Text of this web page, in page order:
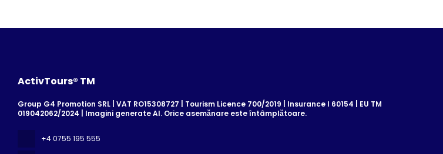
ActivTours® TM
Group G4 Promotion SRL | VAT RO15308727 | Tourism Licence 700/2019 | Insurance I 60154 | EU TM
019042062/2024 | Imagini generate AI. Orice asemănare este întâmplătoare.
+4 0755 195 555